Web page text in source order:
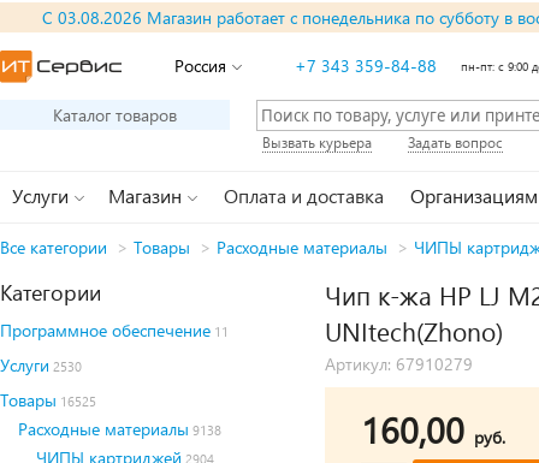
С 03.08.2026 Магазин работает с понедельника по субботу в
Россия +7 343 359-84-88 пн-пт: с 9:00
Каталог товаров
Вызвать курьера Задать вопрос
Услуги Магазин Оплата и доставка Организациям
Все категории > Товары > Расходные материалы > ЧИПЫ
Категории
Программное обеспечение 11
Услуги 2530
Товары 16525
Расходные материалы 9138
ЧИПЫ картриджей 2904
Чип к-жа HP LJ
UNItech(Zhono)
Артикул: 67910279
160,00 руб.